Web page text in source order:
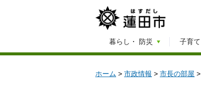
暮らし・ 防災 子育て
ホーム > 市政情報 > 市長の部屋 >